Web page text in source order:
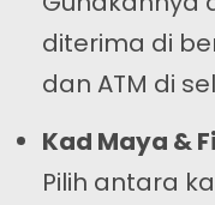
diterima di
dan ATM di
Kad Maya &
Pilih antara